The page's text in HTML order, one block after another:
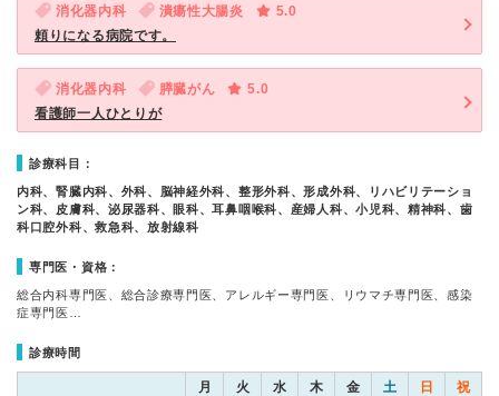
消化器内科 潰瘍性大腸炎
5.0
頼りになる病院です。
消化器内科 膵臓がん
5.0
看護師一人ひとりが
診療科目：
内科、腎臓内科、外科、脳神経外科、整形外科、形成外科、リハビリテーショ
ン科、皮膚科、泌尿器科、眼科、耳鼻咽喉科、産婦人科、小児科、精神科、歯
科口腔外科、救急科、放射線科
専門医・資格：
総合内科専門医、総合診療専門医、アレルギー専門医、リウマチ専門医、感染
症専門医…
診療時間
月 火 水 木 金 土 日 祝